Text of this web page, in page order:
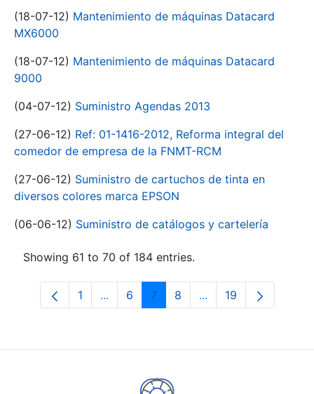
(18-07-12) Mantenimiento de máquinas Datacard
MX6000
(18-07-12) Mantenimiento de máquinas Datacard
9000
(04-07-12) Suministro Agendas 2013
(27-06-12) Ref: 01-1416-2012, Reforma integral del
comedor de empresa de la FNMT-RCM
(27-06-12) Suministro de cartuchos de tinta en
diversos colores marca EPSON
(06-06-12) Suministro de catálogos y cartelería
Showing 61 to 70 of 184 entries.
Page
1 ...Intermediate Pages Use TAB to
Page
6 Page
7 Page
8 ...Intermediate Pages
Page
19